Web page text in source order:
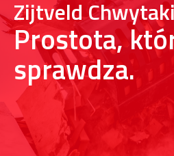
Zijtveld
Prostota,
sprawdza.